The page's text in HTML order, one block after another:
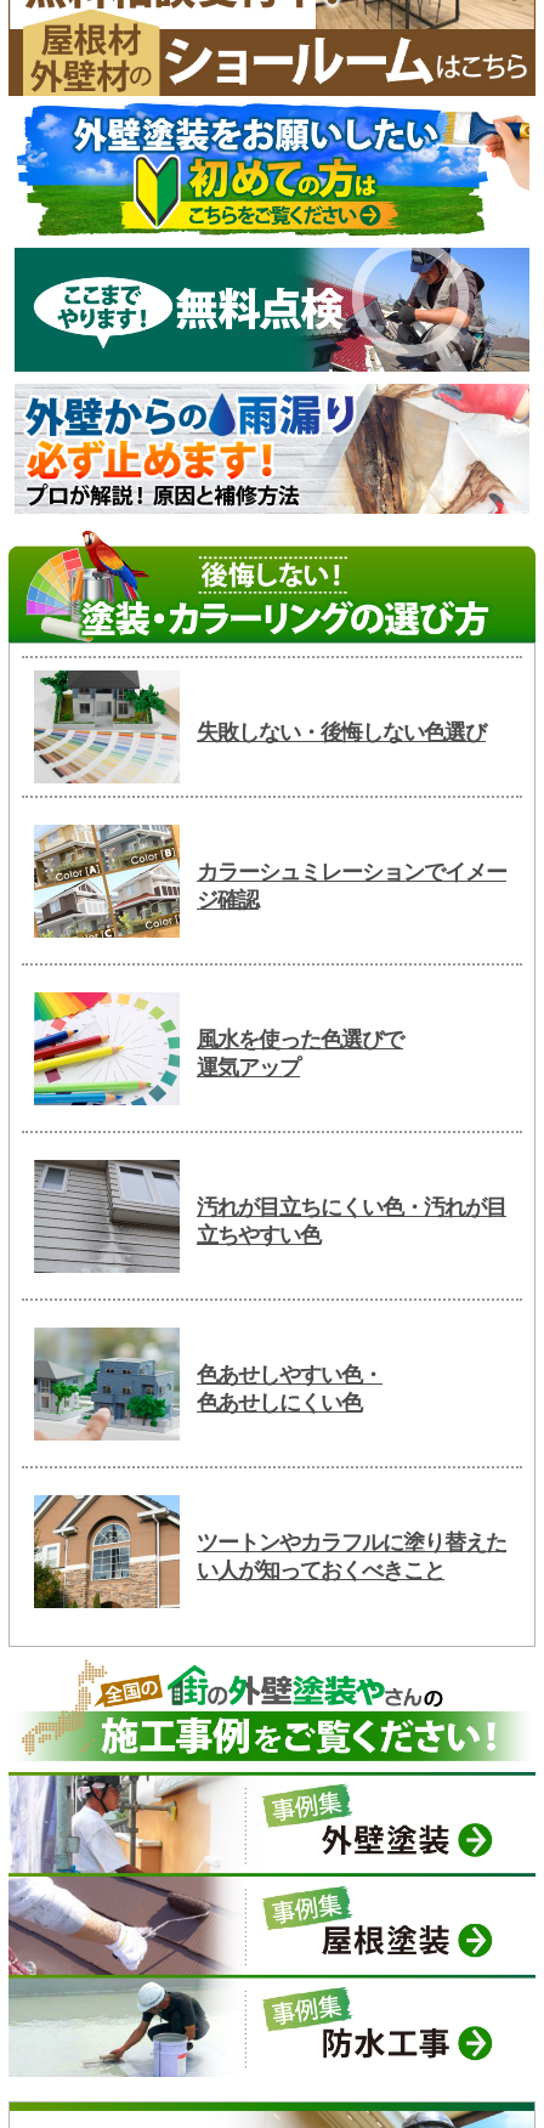
失敗しない・後悔しない色選び
カラーシュミレーションでイメー
ジ確認
風水を使った色選びで
運気アップ
汚れが目立ちにくい色・汚れが目
立ちやすい色
色あせしやすい色・
色あせしにくい色
ツートンやカラフルに塗り替えた
い人が知っておくべきこと